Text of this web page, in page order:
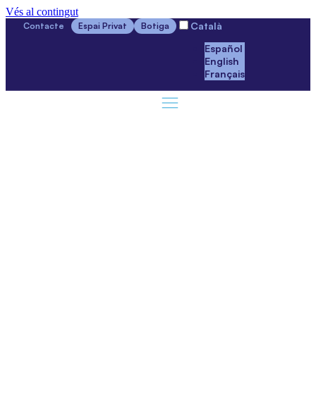
Vés al contingut
Contacte Espai Privat Botiga
Català
Español
English
Français